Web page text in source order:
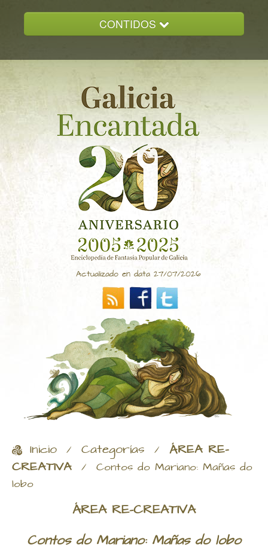
CONTIDOS
GALICIA ENCANTADA
DOCUMENTACION
NOVAS
CONTACTO
Actualizado en data 27/07/2026
Inicio / Categorías / ÁREA RE-
CREATIVA / Contos do Mariano: Mañas do
lobo
ÁREA RE-CREATIVA
Contos do Mariano: Mañas do lobo